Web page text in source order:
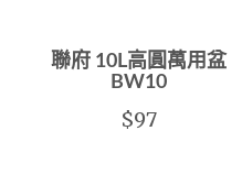
聯府 10L高圓萬用盆
BW10
$97